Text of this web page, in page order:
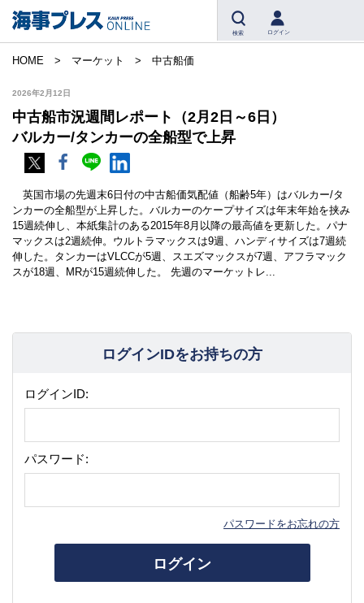
検索 ログイン
HOME マーケット 中古船価
2026年2月12日
中古船市況週間レポート（2月2日～6日）
バルカー/タンカーの全船型で上昇
英国市場の先週末6日付の中古船価気配値（船齢5年）はバルカー/タ
ンカーの全船型が上昇した。バルカーのケープサイズは年末年始を挟み
15週続伸し、本紙集計のある2015年8月以降の最高値を更新した。パナ
マックスは2週続伸。ウルトラマックスは9週、ハンディサイズは7週続
伸した。タンカーはVLCCが5週、スエズマックスが7週、アフラマック
スが18週、MRが15週続伸した。 先週のマーケットレ...
ログインIDをお持ちの方
ログインID:
パスワード:
パスワードをお忘れの方
ログイン